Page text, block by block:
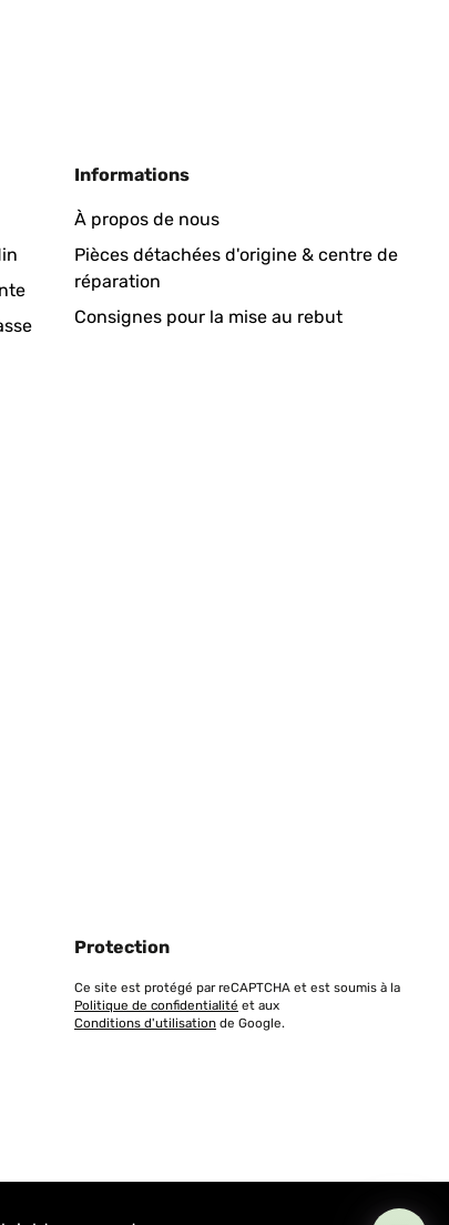
Informations
À propos de nous
Pièces détachées d'origine & centre de
réparation
Consignes pour la mise au rebut
Protection
Ce site est protégé par reCAPTCHA et est soumis à la
Politique de confidentialité et aux
Conditions d'utilisation de Google.